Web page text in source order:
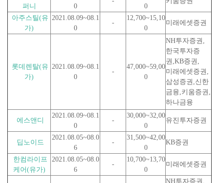
퍼니 0 0
아주스틸(유
가)
2021.08.09~08.1
0
-
12,700~15,10
0
미래에셋증권
롯데렌탈(유
가)
2021.08.09~08.1
0
-
47,000~59,00
0
NH투자증권,
한국투자증
권,KB증권,
미래에셋증권,
삼성증권,신한
금융,키움증권,
하나금융
에스앤디
2021.08.09~08.1
0
-
30,000~32,00
0
유진투자증권
딥노이드
2021.08.05~08.0
6
-
31,500~42,00
0
KB증권
한컴라이프
케어(유가)
2021.08.05~08.0
6
-
10,700~13,70
0
미래에셋증권
NH투자증권,